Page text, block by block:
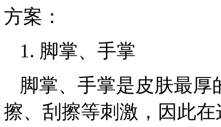
方案：
1. 脚掌、手掌
脚掌、手掌是皮肤最
擦、刮擦等刺激，因此